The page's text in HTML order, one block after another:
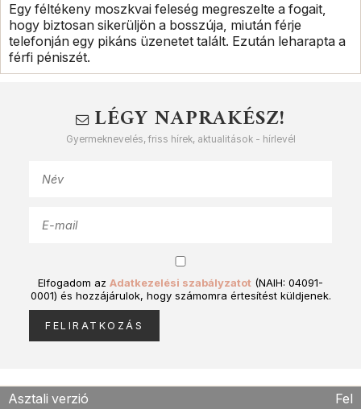
Egy féltékeny moszkvai feleség megreszelte a fogait,
hogy biztosan sikerüljön a bosszúja, miután férje
telefonján egy pikáns üzenetet talált. Ezután leharapta a
férfi péniszét.
LÉGY NAPRAKÉSZ!
Gyermeknevelés, friss hírek, aktualitások - hírlevél
Elfogadom az Adatkezelési szabályzatot (NAIH: 04091-
0001) és hozzájárulok, hogy számomra értesítést küldjenek.
Asztali verzió Fel